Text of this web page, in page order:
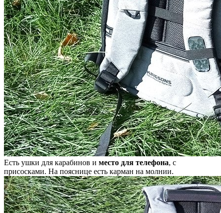
Есть ушки для карабинов и место для телефона, с
присосками. На пояснице есть карман на молнии.